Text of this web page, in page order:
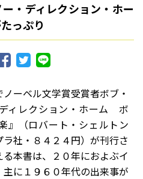
・ディレクション・ホー
っぷり
ーベル文学賞受賞者ボブ・
ィレクション・ホーム ボ
』（ロバート・シェルトン
社・８４２４円）が刊行さ
本書は、２０年におよぶイ
に１９６０年代の出来事が